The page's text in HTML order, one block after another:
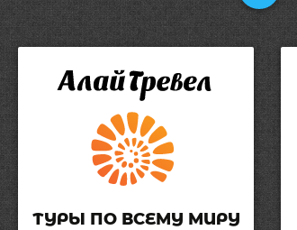
ТУРЫ ПО ВСЕМУ МИРУ